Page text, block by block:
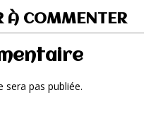
À COMMENTER
sera pas publiée.